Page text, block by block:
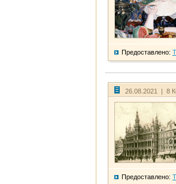
Предоставлено:
26.08.2021 | 8
Предоставлено: